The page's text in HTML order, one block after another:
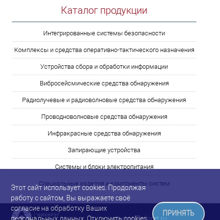
Каталог продукции
Интегрированные системы безопасности
Комплексы и средства оперативно-тактического назначения
Устройства сбора и обработки информации
Вибросейсмические средства обнаружения
Радиолучевые и радиоволновые средства обнаружения
Проводноволновые средства обнаружения
Инфракрасные средства обнаружения
Запирающие устройства
Системы и блоки электропитания
Специальные изделия и компоненты систем
market@nikiret.ru
Этот сайт использует cookies. Продолжая
работу с сайтом, Вы выражаете своё
согласие на обработку Ваших
ПРИНЯТЬ